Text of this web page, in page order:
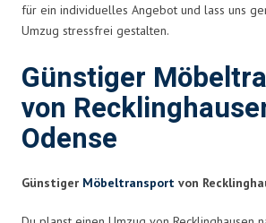
für ein individuelles Angebot und lass uns
Umzug stressfrei gestalten.
Günstiger
von
Odense
Günstiger Möbeltransport von